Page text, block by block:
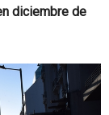
diciembre de